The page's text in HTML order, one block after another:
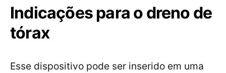
Indicações para o dreno de
tórax
Esse dispositivo pode ser inserido em uma